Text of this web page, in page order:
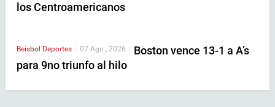
los Centroamericanos
Beisbol Deportes | 07 Ago , 2026 | Boston vence 13-1 a A’s
para 9no triunfo al hilo